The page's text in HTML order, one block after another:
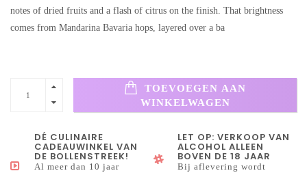
notes of dried fruits and a flash of citrus on the finish. That brightness
comes from Mandarina Bavaria hops, layered over a ba
TOEVOEGEN AAN
WINKELWAGEN
DÉ CULINAIRE
CADEAUWINKEL VAN
DE BOLLENSTREEK!
Al meer dan 10 jaar
LET OP: VERKOOP VAN
ALCOHOL ALLEEN
BOVEN DE 18 JAAR
Bij aflevering wordt